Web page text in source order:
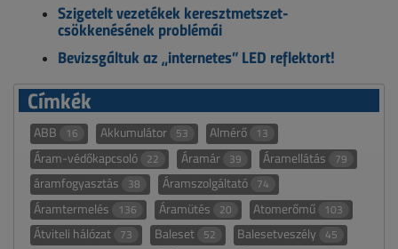
Szigetelt vezetékek keresztmetszet-
csökkenésének problémái
Bevizsgáltuk az „internetes” LED reflektort!
Címkék
ABB 16 Akkumulátor 53 Almérő 13
Áram-védőkapcsoló 22 Áramár 39 Áramellátás 79
áramfogyasztás 38 Áramszolgáltató 74
Áramtermelés 136 Áramütés 20 Atomerőmű 103
Átviteli hálózat 73 Baleset 52 Balesetveszély 45